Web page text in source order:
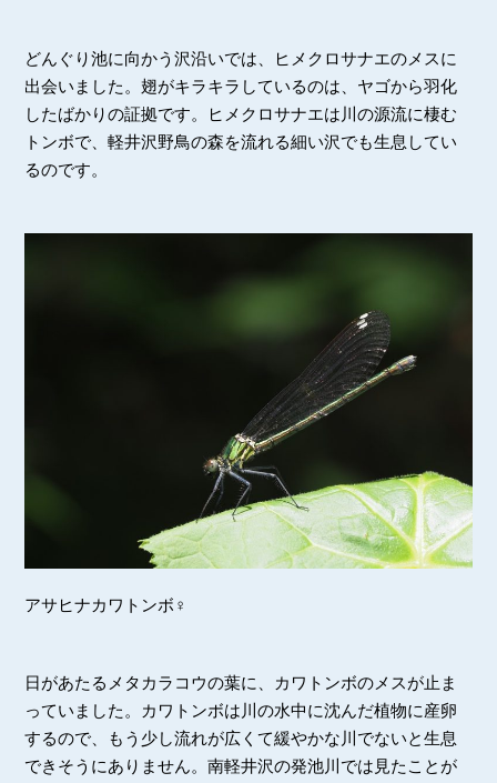
どんぐり池に向かう沢沿いでは、ヒメクロサナエのメスに
出会いました。翅がキラキラしているのは、ヤゴから羽化
したばかりの証拠です。ヒメクロサナエは川の源流に棲む
トンボで、軽井沢野鳥の森を流れる細い沢でも生息してい
るのです。
アサヒナカワトンボ♀
日があたるメタカラコウの葉に、カワトンボのメスが止ま
っていました。カワトンボは川の水中に沈んだ植物に産卵
するので、もう少し流れが広くて緩やかな川でないと生息
できそうにありません。南軽井沢の発池川では見たことが